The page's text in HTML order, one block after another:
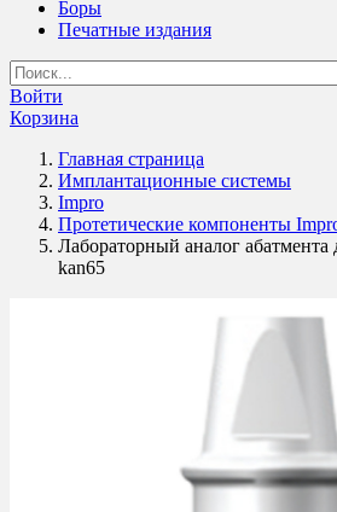
Боры
Печатные издания
Войти
Корзина
Главная страница
Имплантационные системы
Impro
Протетические компоненты
Лабораторный аналог
kan65